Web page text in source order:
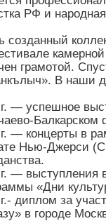
РФ и
созданный
грамотой.
В наши
г. — успешное
Балкарском
— концерты в
Нью-Джерси
— выступления
«Дни
диплом за
в городе